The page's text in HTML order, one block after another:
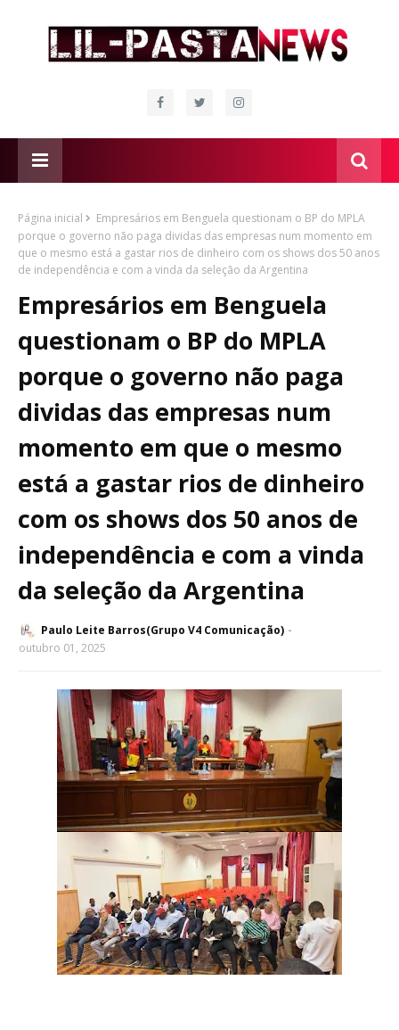
Página inicial
Empresários em Benguela questionam o BP do MPLA
porque o governo não paga dividas das empresas num momento em
que o mesmo está a gastar rios de dinheiro com os shows dos 50 anos
de independência e com a vinda da seleção da Argentina
Empresários em Benguela
questionam o BP do MPLA
porque o governo não paga
dividas das empresas num
momento em que o mesmo
está a gastar rios de dinheiro
com os shows dos 50 anos de
independência e com a vinda
da seleção da Argentina
Paulo Leite Barros(Grupo V4 Comunicação)
outubro 01, 2025